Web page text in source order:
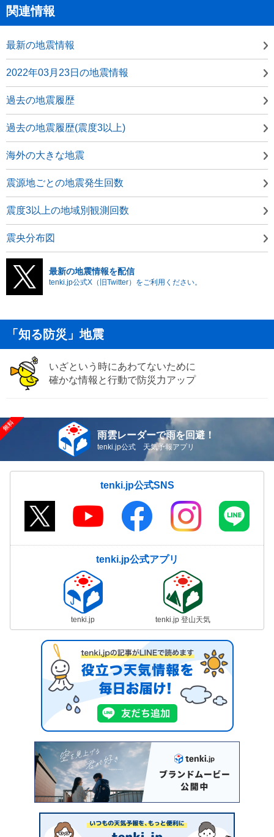
関連情報
最新の地震情報
2022年03月23日の地震情報
過去の地震履歴
過去の地震履歴(震度3以上)
海外の大きな地震
震源地ごとの地震発生回数
震度3以上の地域別観測回数
震央分布図
最新の地震情報を配信
tenki.jp公式X（旧Twitter）をご利用ください。
「知る防災」地震
いざという時にあわてないために
確かな情報と行動で防災力アップ
雨雲レーダーで雨を回避！
tenki.jp公式 天気予報アプリ
tenki.jp公式SNS
tenki.jp公式アプリ
tenki.jp tenki.jp 登山天気